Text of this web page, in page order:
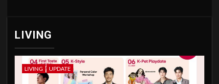
LIVING
LIVING UPDATE